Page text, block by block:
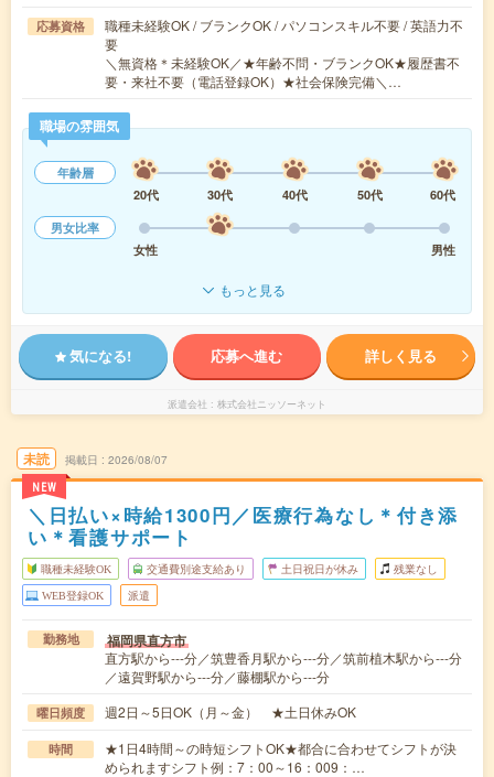
応募資格
職種未経験OK / ブランクOK / パソコンスキル不要 / 英語力不
要
＼無資格＊未経験OK／★年齢不問・ブランクOK★履歴書不
要・来社不要（電話登録OK）★社会保険完備＼…
職場の雰囲気
年齢層
20代
30代 40代 50代
60代
男女比率
女性
男性
もっと見る
気になる! 応募へ進む 詳しく見る
派遣会社 株式会社ニッソーネット
未読
NEW
掲載日 2026/08/07
＼日払い×時給1300円／医療行為なし＊付き添
い＊看護サポート
職種未経験OK 交通費別途支給あり 土日祝日が休み 残業なし
WEB登録OK 派遣
勤務地 福岡県直方市
直方駅から---分／筑豊香月駅から---分／筑前植木駅から---分
／遠賀野駅から---分／藤棚駅から---分
曜日頻度 週2日～5日OK（月～金） ★土日休みOK
時間
★1日4時間～の時短シフトOK★都合に合わせてシフトが決
められますシフト例：7：00～16：009：…